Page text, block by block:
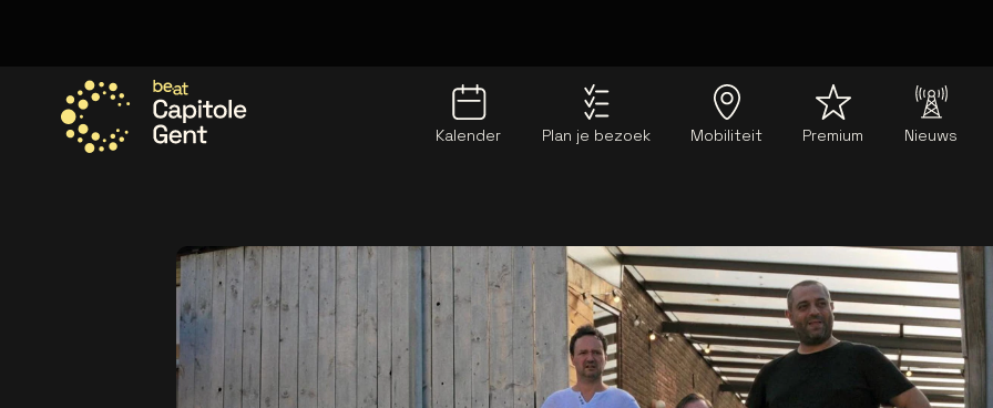
Kalender Plan je bezoek Mobiliteit Premium Nieuws